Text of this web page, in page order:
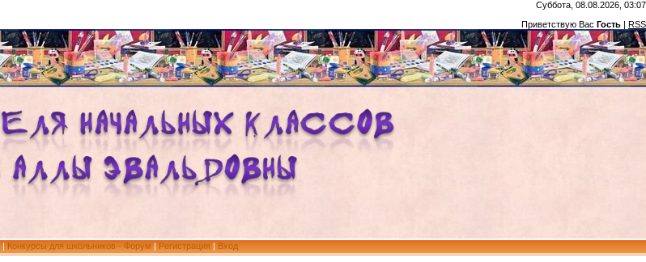
Суббота, 08.08.2026, 03:07
Приветствую Вас Гость | RSS
| Конкурсы для школьников - Форум | Регистрация | Вход